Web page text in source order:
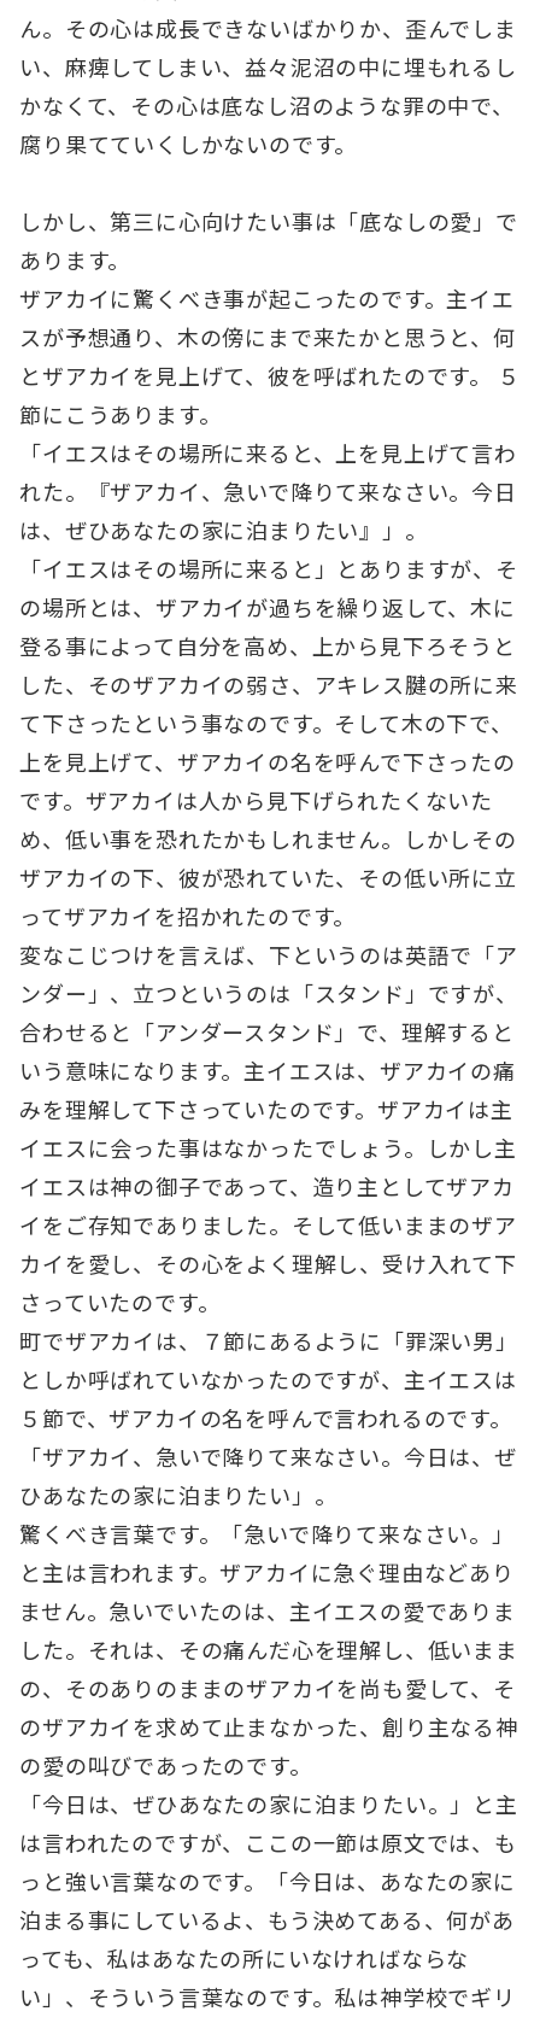
ん。その心は成長できないばかりか、歪んでしま
い、麻痺してしまい、益々泥沼の中に埋もれるし
かなくて、その心は底なし沼のような罪の中で、
腐り果てていくしかないのです。
しかし、第三に心向けたい事は「底なしの愛」で
あります。
ザアカイに驚くべき事が起こったのです。主イエ
スが予想通り、木の傍にまで来たかと思うと、何
とザアカイを見上げて、彼を呼ばれたのです。 ５
節にこうあります。
「イエスはその場所に来ると、上を見上げて言わ
れた。『ザアカイ、急いで降りて来なさい。今日
は、ぜひあなたの家に泊まりたい』」。
「イエスはその場所に来ると」とありますが、そ
の場所とは、ザアカイが過ちを繰り返して、木に
登る事によって自分を高め、上から見下ろそうと
した、そのザアカイの弱さ、アキレス腱の所に来
て下さったという事なのです。そして木の下で、
上を見上げて、ザアカイの名を呼んで下さったの
です。ザアカイは人から見下げられたくないた
め、低い事を恐れたかもしれません。しかしその
ザアカイの下、彼が恐れていた、その低い所に立
ってザアカイを招かれたのです。
変なこじつけを言えば、下というのは英語で「ア
ンダー」、立つというのは「スタンド」ですが、
合わせると「アンダースタンド」で、理解すると
いう意味になります。主イエスは、ザアカイの痛
みを理解して下さっていたのです。ザアカイは主
イエスに会った事はなかったでしょう。しかし主
イエスは神の御子であって、造り主としてザアカ
イをご存知でありました。そして低いままのザア
カイを愛し、その心をよく理解し、受け入れて下
さっていたのです。
町でザアカイは、７節にあるように「罪深い男」
としか呼ばれていなかったのですが、主イエスは
５節で、ザアカイの名を呼んで言われるのです。
「ザアカイ、急いで降りて来なさい。今日は、ぜ
ひあなたの家に泊まりたい」。
驚くべき言葉です。「急いで降りて来なさい。」
と主は言われます。ザアカイに急ぐ理由などあり
ません。急いでいたのは、主イエスの愛でありま
した。それは、その痛んだ心を理解し、低いまま
の、そのありのままのザアカイを尚も愛して、そ
のザアカイを求めて止まなかった、創り主なる神
の愛の叫びであったのです。
「今日は、ぜひあなたの家に泊まりたい。」と主
は言われたのですが、ここの一節は原文では、も
っと強い言葉なのです。「今日は、あなたの家に
泊まる事にしているよ、もう決めてある、何があ
っても、私はあなたの所にいなければならな
い」、そういう言葉なのです。私は神学校でギリ